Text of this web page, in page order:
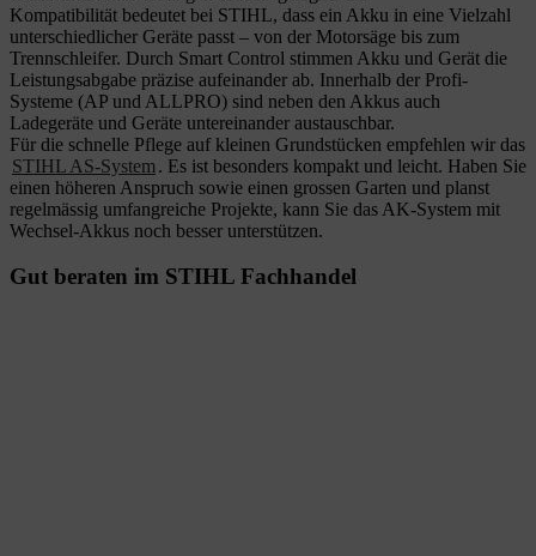
Kompatibilität bedeutet bei STIHL, dass ein Akku in eine Vielzahl
unterschiedlicher Geräte passt – von der Motorsäge bis zum
Trennschleifer. Durch Smart Control stimmen Akku und Gerät die
Leistungsabgabe präzise aufeinander ab. Innerhalb der Profi-
Systeme (AP und ALLPRO) sind neben den Akkus auch
Ladegeräte und Geräte untereinander austauschbar.
Für die schnelle Pflege auf kleinen Grundstücken empfehlen wir das
STIHL AS-System . Es ist besonders kompakt und leicht. Haben Sie
einen höheren Anspruch sowie einen grossen Garten und planst
regelmässig umfangreiche Projekte, kann Sie das AK-System mit
Wechsel-Akkus noch besser unterstützen.
Gut beraten im STIHL Fachhandel